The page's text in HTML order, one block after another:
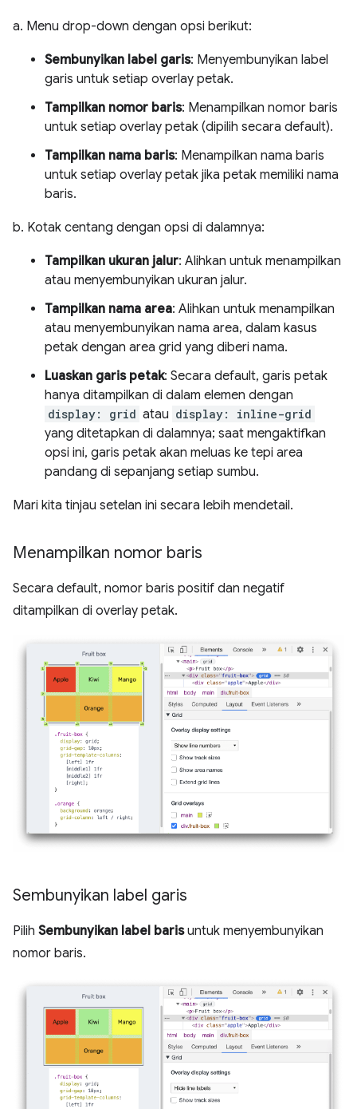
a. Menu drop-down dengan opsi berikut:
Sembunyikan label garis: Menyembunyikan label
garis untuk setiap overlay petak.
Tampilkan nomor baris: Menampilkan nomor baris
untuk setiap overlay petak (dipilih secara default).
Tampilkan nama baris: Menampilkan nama baris
untuk setiap overlay petak jika petak memiliki nama
baris.
b. Kotak centang dengan opsi di dalamnya:
Tampilkan ukuran jalur: Alihkan untuk menampilkan
atau menyembunyikan ukuran jalur.
Tampilkan nama area: Alihkan untuk menampilkan
atau menyembunyikan nama area, dalam kasus
petak dengan area grid yang diberi nama.
Luaskan garis petak: Secara default, garis petak
hanya ditampilkan di dalam elemen dengan
display: grid atau display: inline-grid
yang ditetapkan di dalamnya; saat mengaktifkan
opsi ini, garis petak akan meluas ke tepi area
pandang di sepanjang setiap sumbu.
Mari kita tinjau setelan ini secara lebih mendetail.
Menampilkan nomor baris
Secara default, nomor baris positif dan negatif
ditampilkan di overlay petak.
Sembunyikan label garis
Pilih Sembunyikan label barisuntuk menyembunyikan
nomor baris.